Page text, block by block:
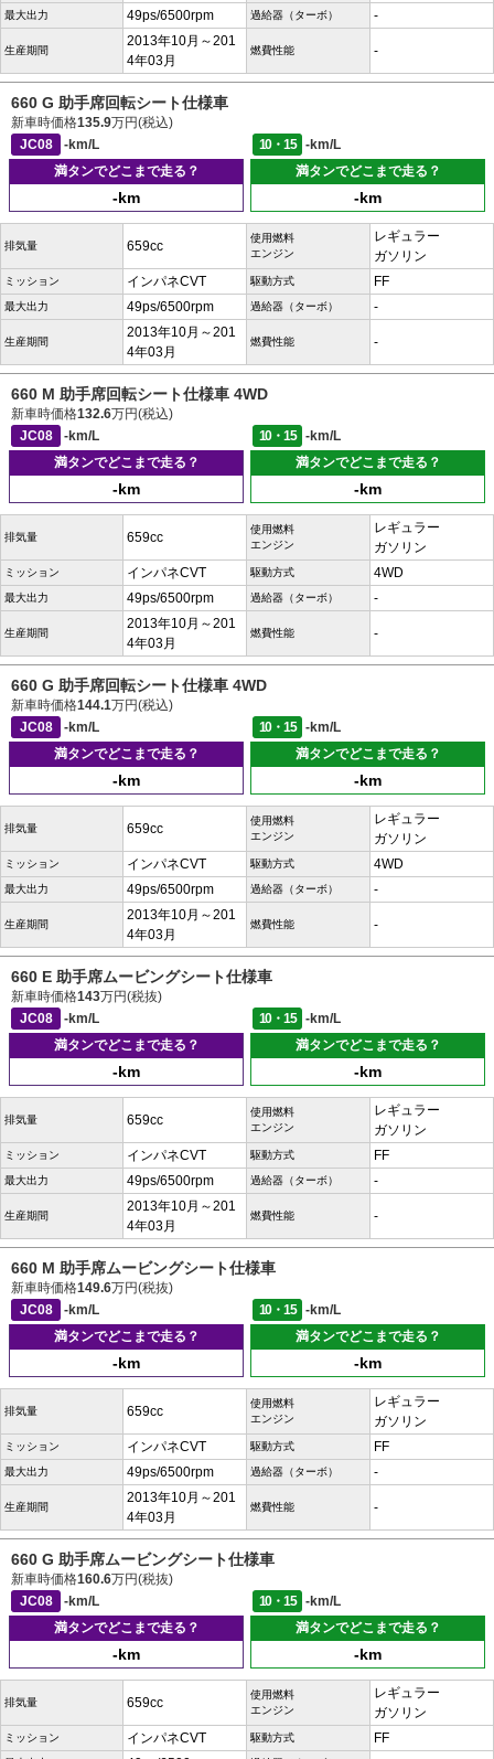
最大出力 49ps/6500rpm 過給器（ターボ） -
生産期間
2013年10月～201
4年03月
燃費性能 -
660 G 助手席回転シート仕様車
新車時価格135.9万円(税込)
JC08
-km/L 10・15
-km/L
満タンでどこまで走る？
-km
満タンでどこまで走る？
-km
排気量 659cc
使用燃料
エンジン
レギュラー
ガソリン
ミッション インパネCVT 駆動方式 FF
最大出力 49ps/6500rpm 過給器（ターボ） -
生産期間
2013年10月～201
4年03月
燃費性能 -
660 M 助手席回転シート仕様車 4WD
新車時価格132.6万円(税込)
JC08
-km/L 10・15
-km/L
満タンでどこまで走る？
-km
満タンでどこまで走る？
-km
排気量 659cc
使用燃料
エンジン
レギュラー
ガソリン
ミッション インパネCVT 駆動方式 4WD
最大出力 49ps/6500rpm 過給器（ターボ） -
生産期間
2013年10月～201
4年03月
燃費性能 -
660 G 助手席回転シート仕様車 4WD
新車時価格144.1万円(税込)
JC08
-km/L 10・15
-km/L
満タンでどこまで走る？
-km
満タンでどこまで走る？
-km
排気量 659cc
使用燃料
エンジン
レギュラー
ガソリン
ミッション インパネCVT 駆動方式 4WD
最大出力 49ps/6500rpm 過給器（ターボ） -
生産期間
2013年10月～201
4年03月
燃費性能 -
660 E 助手席ムービングシート仕様車
新車時価格143万円(税抜)
JC08
-km/L 10・15
-km/L
満タンでどこまで走る？
-km
満タンでどこまで走る？
-km
排気量 659cc
使用燃料
エンジン
レギュラー
ガソリン
ミッション インパネCVT 駆動方式 FF
最大出力 49ps/6500rpm 過給器（ターボ） -
生産期間
2013年10月～201
4年03月
燃費性能 -
660 M 助手席ムービングシート仕様車
新車時価格149.6万円(税抜)
JC08
-km/L 10・15
-km/L
満タンでどこまで走る？
-km
満タンでどこまで走る？
-km
排気量 659cc
使用燃料
エンジン
レギュラー
ガソリン
ミッション インパネCVT 駆動方式 FF
最大出力 49ps/6500rpm 過給器（ターボ） -
生産期間
2013年10月～201
4年03月
燃費性能 -
660 G 助手席ムービングシート仕様車
新車時価格160.6万円(税抜)
JC08
-km/L 10・15
-km/L
満タンでどこまで走る？
-km
満タンでどこまで走る？
-km
排気量 659cc
使用燃料
エンジン
レギュラー
ガソリン
ミッション インパネCVT 駆動方式 FF